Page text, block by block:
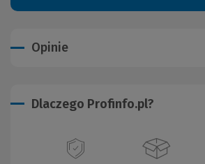
Opinie
Dlaczego Profinfo.pl?